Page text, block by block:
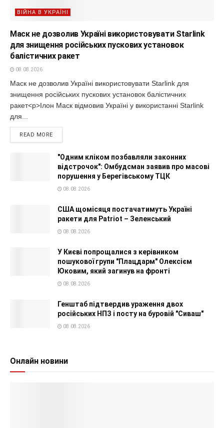
ВІЙНА В УКРАЇНІ
Маск не дозволив Україні використовувати Starlink
для знищення російських пускових установок
балістичних ракет
08.08.2026
Маск не дозволив Україні використовувати Starlink для
знищення російських пускових установок балістичних
ракет<p>Ілон Маск відмовив Україні у використанні Starlink
для...
READ MORE
"Одним кліком позбавляли законних
відстрочок": Омбудсман заявив про масові
порушення у Берегівському ТЦК
08.08.2026
США щомісяця постачатимуть Україні
ракети для Patriot – Зеленський
08.08.2026
У Києві попрощалися з керівником
пошукової групи "Плацдарм" Олексієм
Юковим, який загинув на фронті
08.08.2026
Генштаб підтвердив ураження двох
російських НПЗ і посту на буровій "Сиваш"
08.08.2026
Онлайн новини